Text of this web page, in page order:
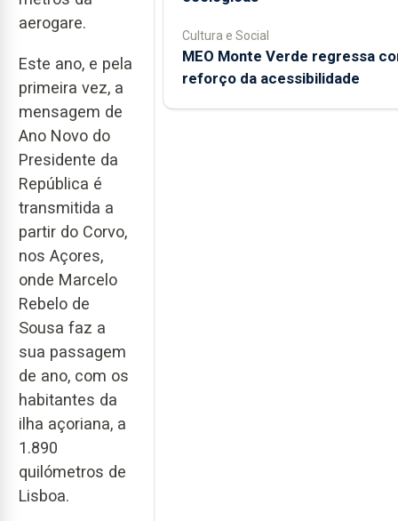
aerogare.
Este ano, e pela
primeira vez, a
mensagem de
Ano Novo do
Presidente da
República é
transmitida a
partir do Corvo,
nos Açores,
onde Marcelo
Rebelo de
Sousa faz a
sua passagem
de ano, com os
habitantes da
ilha açoriana, a
1.890
quilómetros de
Lisboa.
Cultura e Social
MEO Monte Verde regressa
reforço da acessibilidade